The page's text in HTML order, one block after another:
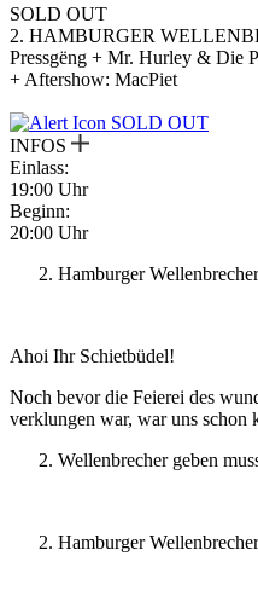
SOLD OUT
2. HAMBURGER
Pressgëng + Mr. Hurley & Die
+ Aftershow: MacPiet
SOLD OUT
INFOS
Einlass:
19:00 Uhr
Beginn:
20:00 Uhr
Hamburger Wellenbrecher
Ahoi Ihr Schietbüdel!
Noch bevor die Feierei des
verklungen war, war uns schon
Wellenbrecher geben
Hamburger